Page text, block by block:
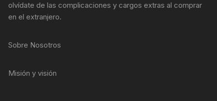
olvídate de las complicaciones y cargos extras al comprar
en el extranjero.
Sobre Nosotros
Misión y visión